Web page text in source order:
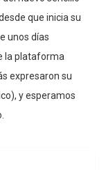
que inicia su
unos días
la plataforma
expresaron su
y esperamos